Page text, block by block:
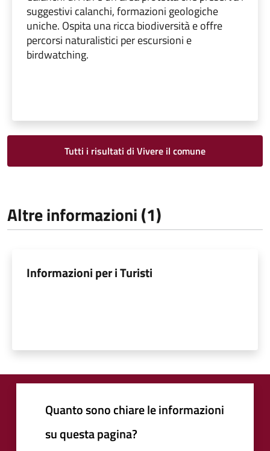
suggestivi calanchi, formazioni geologiche
uniche. Ospita una ricca biodiversità e offre
percorsi naturalistici per escursioni e
birdwatching.
Tutti i risultati di Vivere il comune
Altre informazioni (1)
Informazioni per i Turisti
Quanto sono chiare le informazioni
su questa pagina?